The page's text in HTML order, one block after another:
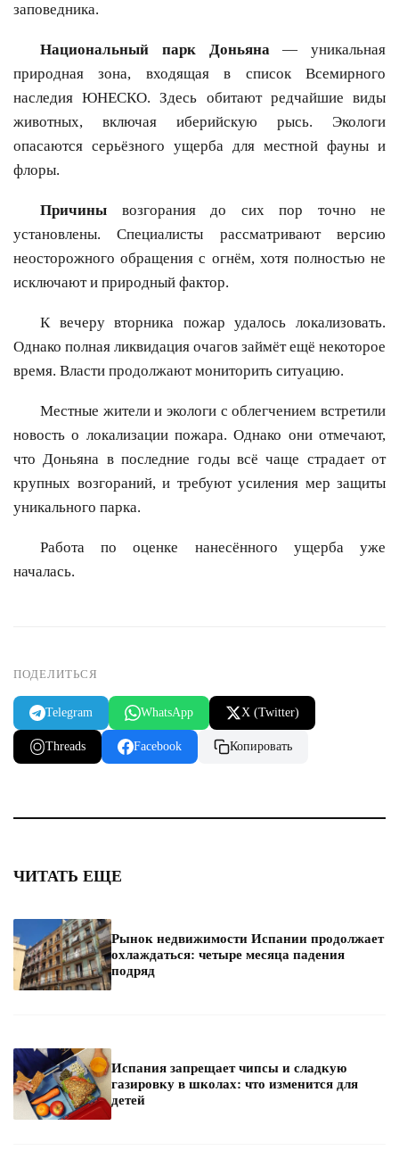
заповедника.
Национальный парк Доньяна— уникальная
природная зона, входящая в список Всемирного
наследия ЮНЕСКО. Здесь обитают редчайшие виды
животных, включая иберийскую рысь. Экологи
опасаются серьёзного ущерба для местной фауны и
флоры.
Причины возгорания до сих пор точно не
установлены. Специалисты рассматривают версию
неосторожного обращения с огнём, хотя полностью не
исключают и природный фактор.
К вечеру вторника пожар удалось локализовать.
Однако полная ликвидация очагов займёт ещё некоторое
время. Власти продолжают мониторить ситуацию.
Местные жители и экологи с облегчением встретили
новость о локализации пожара. Однако они отмечают,
что Доньяна в последние годы всё чаще страдает от
крупных возгораний, и требуют усиления мер защиты
уникального парка.
Работа по оценке нанесённого ущерба уже
началась.
ПОДЕЛИТЬСЯ
Telegram WhatsApp X (Twitter)
Threads Facebook Копировать
ЧИТАТЬ ЕЩЕ
Рынок недвижимости Испании продолжает
охлаждаться: четыре месяца падения
подряд
Испания запрещает чипсы и сладкую
газировку в школах: что изменится для
детей